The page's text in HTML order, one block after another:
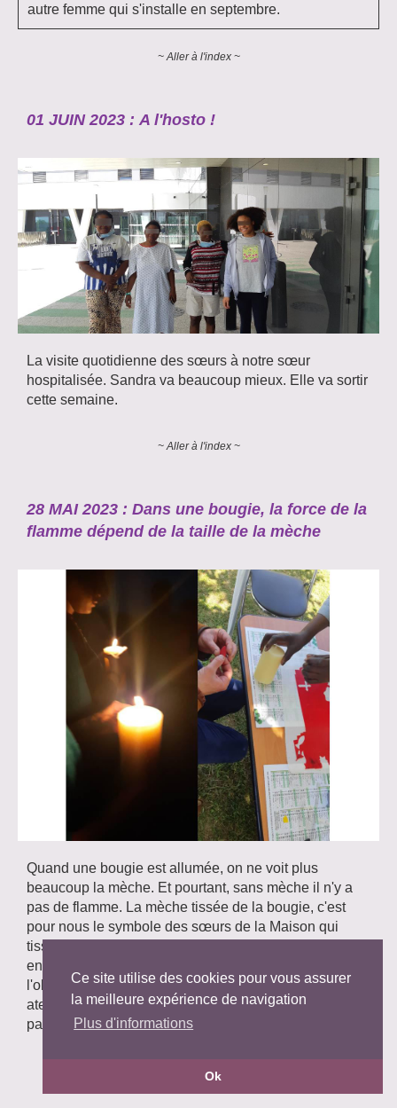
Ce site utilise des cookies pour vous assurer
la meilleure expérience de navigation
Plus d'informations
Ok
autre femme qui s'installe en septembre.
~ Aller à l'index ~
01 JUIN 2023 : A l'hosto !
La visite quotidienne des sœurs à notre sœur
hospitalisée. Sandra va beaucoup mieux. Elle va sortir
cette semaine.
~ Aller à l'index ~
28 MAI 2023 : Dans une bougie, la force de la
flamme dépend de la taille de la mèche
Quand une bougie est allumée, on ne voit plus
beaucoup la mèche. Et pourtant, sans mèche il n'y a
pas de flamme. La mèche tissée de la bougie, c'est
pour nous le symbole des sœurs de la Maison qui
tissent ensemble leur vie et décident de brûler
ensemble pour que la flamme de Dieu perce
l'obscurité. A droite, une décoration réalisée lors d'un
atelier décoration de bougies à Montligeon et animé
par plusieurs sœurs accueillies.
~ Aller à l'index ~